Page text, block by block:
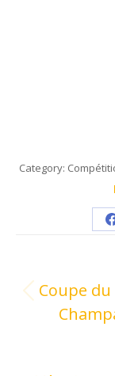
Category:
Coupe